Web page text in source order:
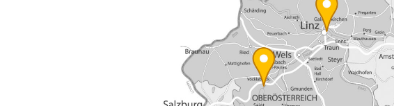
Befragung und Analyse
Humanökologischer
Beratungsansatz
Human Quality
Management
Human Work Index®